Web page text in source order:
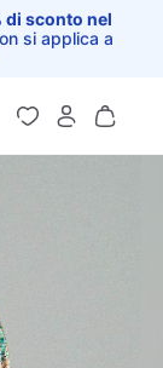
di sconto nel
si applica a